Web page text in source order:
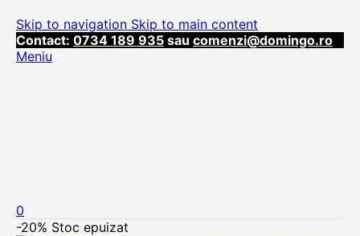
Skip to navigation Skip to main content
Contact: 0734 189 935 sau comenzi@domingo.ro
Meniu
0
-20% Stoc epuizat